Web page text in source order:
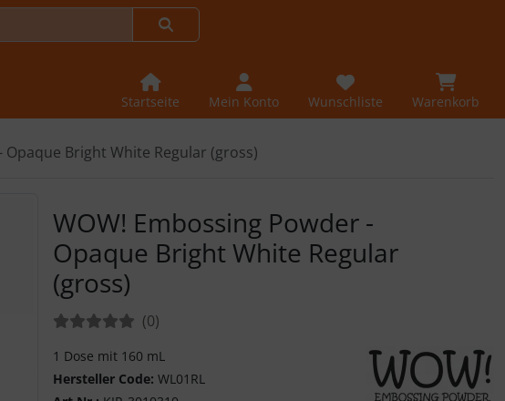
Startseite Mein Konto Wunschliste Warenkorb
Opaque Bright White Regular (gross)
WOW! Embossing Powder -
Opaque Bright White Regular
(gross)
Bewertungen:(0Bewertungen
)
1 Dose mit 160 mL
Hersteller Code: WL01RL